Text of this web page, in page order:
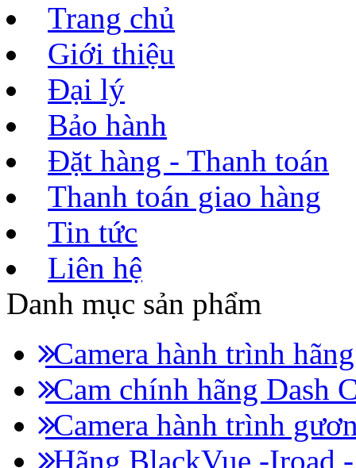
Trang chủ
Giới thiệu
Đại lý
Bảo hành
Đặt hàng - Thanh toán
Thanh toán giao hàng
Tin tức
Liên hệ
Danh mục sản phẩm
Camera hành trình
Cam chính hãng Dash
Camera hành trình
Hãng BlackVue -Iroad